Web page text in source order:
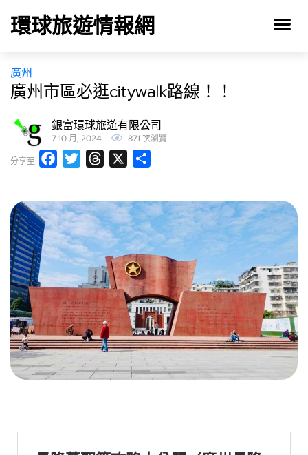
環球旅遊情報網
廣州
廣州市區必逛citywalk路線！！
銀富環球旅遊有限公司
7 10 月, 2024 871 次瀏覽
分享至: FacebookTwitterThreads